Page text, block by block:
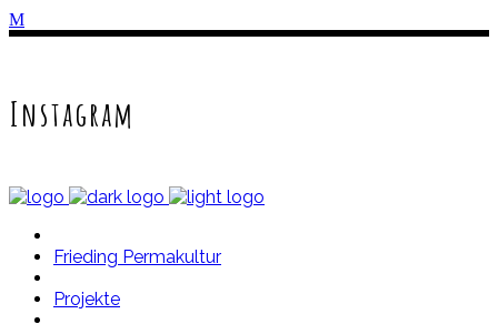
Instagram
Frieding Permakultur
Projekte